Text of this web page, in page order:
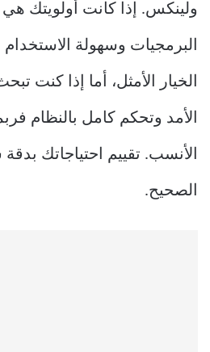
ولينكس. إذا كانت أولويتك
البرمجيات وسهولة الاستخدام
الخيار الأمثل، أما إذا كنت
الأمد وتحكم كامل بالنظام
الأنسب. تقييم احتياجاتك
الصحيح.